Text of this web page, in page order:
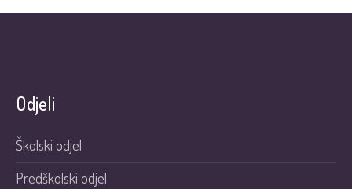
Odjeli
Školski odjel
Predškolski odjel